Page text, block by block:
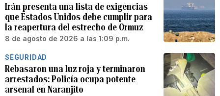
Irán presenta una lista de exigencias
que Estados Unidos debe cumplir para
la reapertura del estrecho de Ormuz
8 de agosto de 2026 a las 1:09 p.m.
SEGURIDAD
Rebasaron una luz roja y terminaron
arrestados: Policía ocupa potente
arsenal en Naranjito